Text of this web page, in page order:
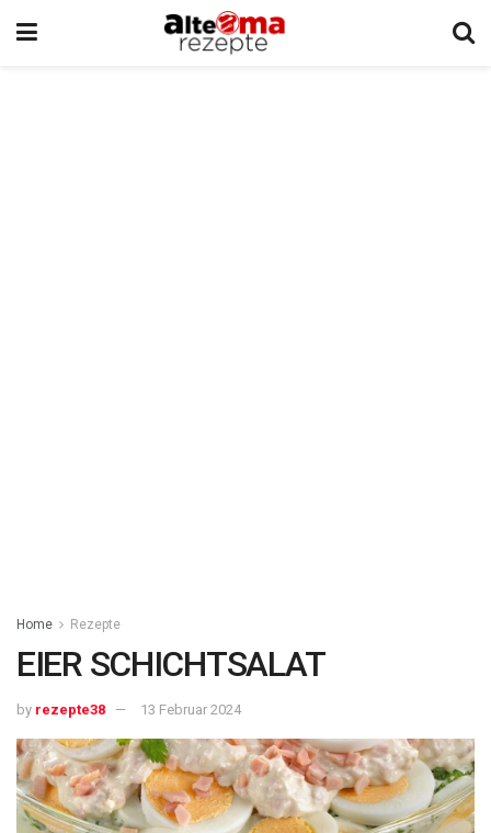
Home Rezepte
EIER SCHICHTSALAT
by rezepte38 13 Februar 2024